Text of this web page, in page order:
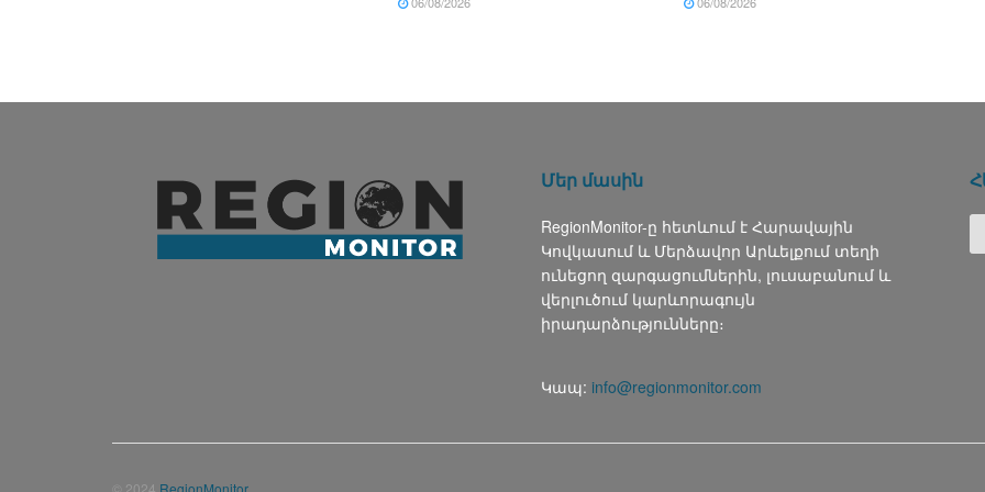
Մեր մասին
RegionMonitor-ը հետևում է Հարավային
Կովկասում և Մերձավոր Արևելքում տեղի
ունեցող զարգացումներին, լուսաբանում և
վերլուծում կարևորագույն
իրադարձությունները։
Կապ: info@regionmonitor.com